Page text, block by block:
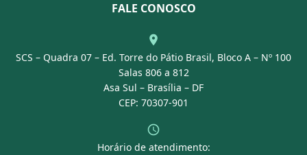
Portal Transparência
FALE CONOSCO
SCS – Quadra 07 – Ed. Torre do Pátio Brasil, Bloco A – Nº 100
Salas 806 a 812
Asa Sul – Brasília – DF
CEP: 70307-901
Horário de atendimento: